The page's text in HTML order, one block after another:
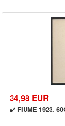
34,98 EUR
✔️ FIUME 1923.